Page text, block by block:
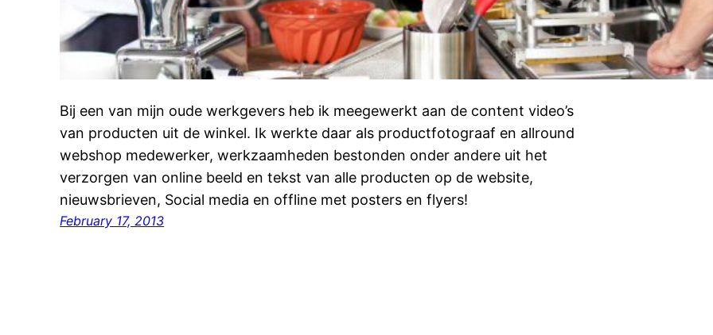
Bij een van mijn oude werkgevers heb ik meegewerkt aan de content video’s
van producten uit de winkel. Ik werkte daar als productfotograaf en allround
webshop medewerker, werkzaamheden bestonden onder andere uit het
verzorgen van online beeld en tekst van alle producten op de website,
nieuwsbrieven, Social media en offline met posters en flyers!
February 17, 2013